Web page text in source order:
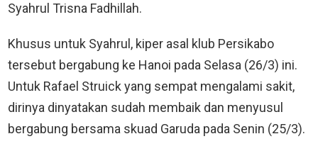
Syahrul Trisna Fadhillah.
Khusus untuk Syahrul, kiper asal klub Persikabo
tersebut bergabung ke Hanoi pada Selasa (26/3) ini.
Untuk Rafael Struick yang sempat mengalami sakit,
dirinya dinyatakan sudah membaik dan menyusul
bergabung bersama skuad Garuda pada Senin (25/3).